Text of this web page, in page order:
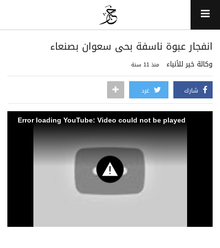
انفجار عبوة ناسفة بحى سعوان بصنعاء
وكالة خبر للأنباء منذ 11 سنة
شارك غرد
Error loading YouTube: Video could not be played